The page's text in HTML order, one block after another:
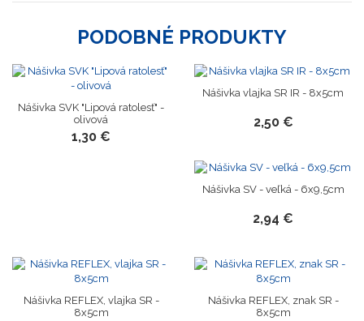
PODOBNÉ PRODUKTY
Nášivka SVK "Lipová ratolesť" -
olivová
1,30 €
Nášivka vlajka SR IR - 8x5cm
2,50 €
Nášivka SV - veľká - 6x9,5cm
2,94 €
Nášivka REFLEX, vlajka SR -
8x5cm
Nášivka REFLEX, znak SR -
8x5cm